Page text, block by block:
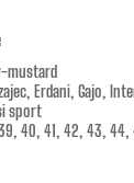
mustard
Erdani, Gajo,
sport
40, 41, 42, 43,